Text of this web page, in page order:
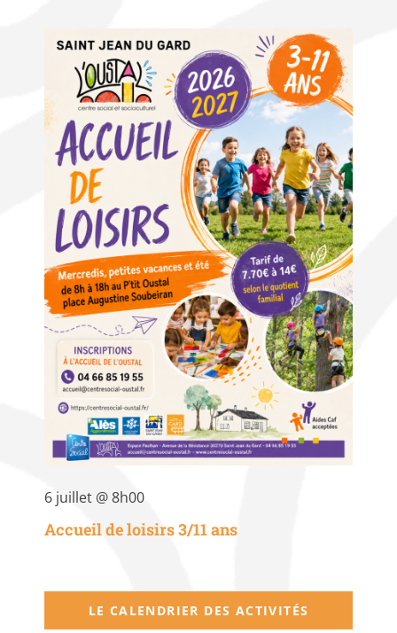
6 juillet @ 8h00
Accueil de loisirs 3/11 ans
LE CALENDRIER DES ACTIVITÉS